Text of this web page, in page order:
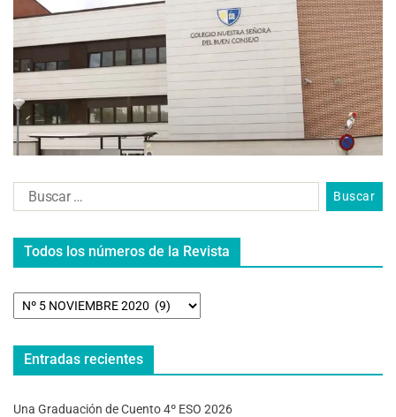
Todos los números de la Revista
Entradas recientes
Una Graduación de Cuento 4º ESO 2026